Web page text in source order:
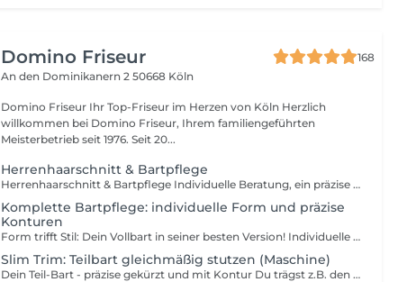
Domino Friseur
168
An den Dominikanern 250668 Köln
Domino Friseur Ihr Top-Friseur im Herzen von Köln Herzlich
willkommen bei Domino Friseur, Ihrem familiengeführten
Meisterbetrieb seit 1976. Seit 20...
Herrenhaarschnitt & Bartpflege
Herrenhaarschnitt & Bartpflege Individuelle Beratung, ein präzise ausgearbeiteter Haarschnitt und ein typgerechtes Styling – professionell umgesetzt für einen souveränen und gepflegten Auftritt. Für den rundum stimmigen Look ergänzen wir den Schnitt durch eine präzise Bartpflege: Dein Bart wird gleichmäßig auf eine einheitliche Länge zwischen 2 mm und 20 mm getrimmt. Die Konturen werden sauber definiert und harmonisch an deine Gesichtsform angepasst – ganz ohne Messer, aber mit maximaler Präzision.
Komplette Bartpflege: individuelle Form und präzise
Konturen
Form trifft Stil: Dein Vollbart in seiner besten Version! Individuelle Formgebung, saubere Konturen, markanter Look. Maskulin, gepflegt und stilvoll. Für Männer, die Wert auf Ausdruck legen bis ins letzte Haar. Der Bart wird mit Maschine, Kamm und Schere individuell geformt. Die Konturen werden sauber mit dem Trimmer definiert und die Flächen mit dem Folien-Rasierer konturenscharf und sanft zur Haut ausgearbeitet
Slim Trim: Teilbart gleichmäßig stutzen (Maschine)
Dein Teil-Bart - präzise gekürzt und mit Kontur Du trägst z.B. den beliebte Henri-Quarte oder "Rund-um-den-Mund-Bart"? Dann bring deinen Teilbart in Bestform! Kurz. Präzise. Maskulin. Dein Bart wird mit der Haarschneidemaschine gleichmäßig auf eine einheitliche Länge gebracht. Hier ist alles möglich von 2 mm bis 25 mm Länge. Die Konturen werden sauber mit dem Trimmer definiert.